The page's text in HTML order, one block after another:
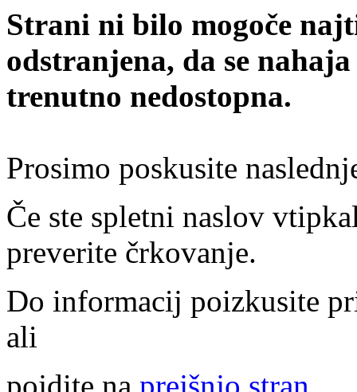
Strani ni bilo mogoče
odstranjena, da se
trenutno nedostopna.
Prosimo poskusite
Če ste spletni naslov
preverite črkovanje.
Do informacij poizkusite
ali